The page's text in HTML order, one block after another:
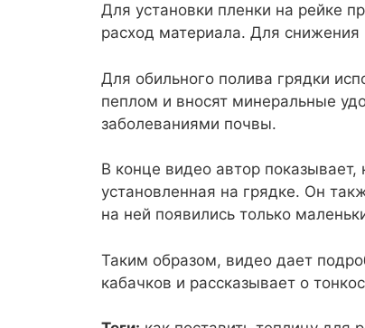
Для установки пленки на рейке
расход материала. Для снижения
Для обильного полива грядки
пеплом и вносят минеральные
заболеваниями почвы.
В конце видео автор показывает,
установленная на грядке. Он
на ней появились только
Таким образом, видео дает
кабачков и рассказывает о